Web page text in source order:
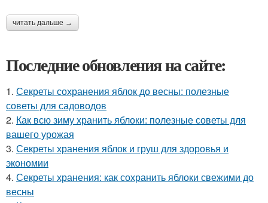
читать дальше →
Последние обновления на сайте:
1. Секреты сохранения яблок до весны: полезные
советы для садоводов
2. Как всю зиму хранить яблоки: полезные советы для
вашего урожая
3. Секреты хранения яблок и груш для здоровья и
экономии
4. Секреты хранения: как сохранить яблоки свежими до
весны